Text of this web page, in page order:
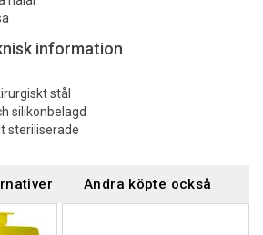
information
stål
silikonbelagd
steriliserade
Andra köpte också